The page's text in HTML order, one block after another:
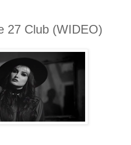
27 Club (WIDEO)